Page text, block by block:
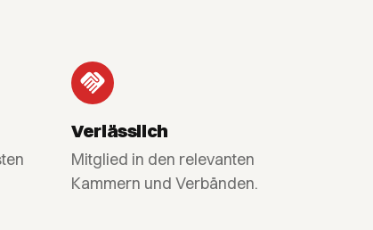
Verlässlich
Mitglied in den relevanten
Kammern und Verbänden.